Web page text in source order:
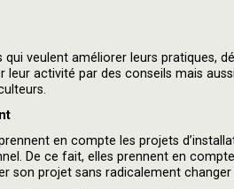
qui veulent améliorer leurs pratiques,
leur activité par des conseils mais
en compte les projets
De ce fait, elles prennent en
son projet sans radicalement changer